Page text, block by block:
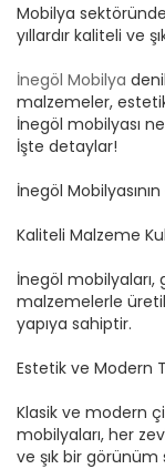
Mobilya
yıllardır kaliteli ve
İnegöl Mobilya
malzemeler,
İnegöl mobilyası
İşte detaylar!
İnegöl
Kaliteli Malzeme
İnegöl mobilyaları,
malzemelerle
yapıya sahiptir.
Estetik ve Modern
Klasik ve modern
mobilyaları, her
ve şık bir görünüm